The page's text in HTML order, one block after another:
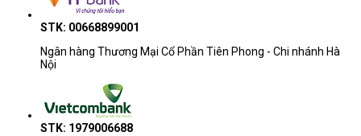
STK: 00668899001
Ngân hàng Thương Mại Cổ Phần Tiên Phong - Chi nhánh Hà
Nội
STK: 1979006688